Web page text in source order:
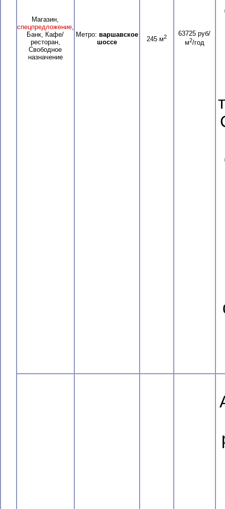
Магазин,
спецпредложение,
Банк, Кафе/
ресторан,
Свободное
назначение
Метро: варшавское
шоссе
245 м2
63725 руб/
м2/год